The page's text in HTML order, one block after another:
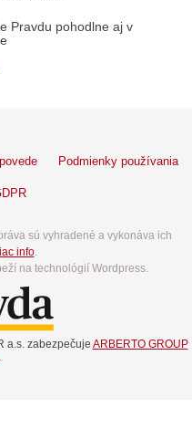
Pravdu pohodlne aj v
Podmienky používania
sú vyhradené a vykonáva ich
info.
na technológií Wordpress.
a.s. zabezpečuje ARBERTO GROUP